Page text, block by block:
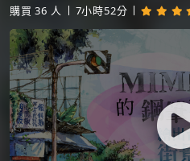
窩課推薦給您
購買 36 人 7小時52分